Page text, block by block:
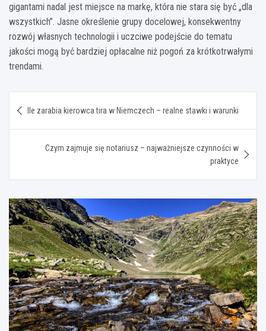
gigantami nadal jest miejsce na markę, która nie stara się być „dla
wszystkich”. Jasne określenie grupy docelowej, konsekwentny
rozwój własnych technologii i uczciwe podejście do tematu
jakości mogą być bardziej opłacalne niż pogoń za krótkotrwałymi
trendami.
wpisu
Ile zarabia kierowca tira w Niemczech – realne stawki i warunki
Czym zajmuje się notariusz – najważniejsze czynności w
praktyce